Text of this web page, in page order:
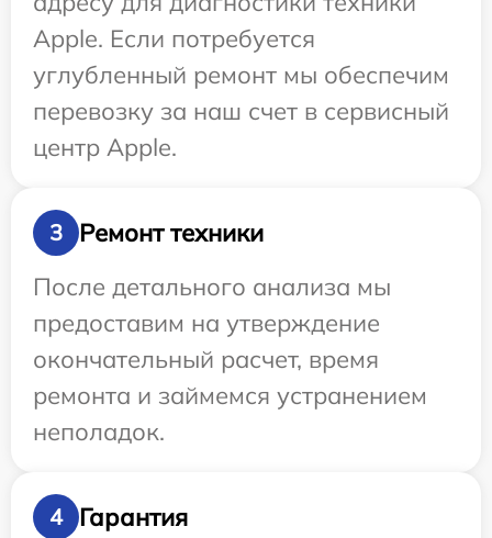
Apple. Если потребуется
углубленный ремонт мы обеспечим
перевозку за наш счет в сервисный
центр Apple.
3
Ремонт техники
После детального анализа мы
предоставим на утверждение
окончательный расчет, время
ремонта и займемся устранением
неполадок.
4
Гарантия